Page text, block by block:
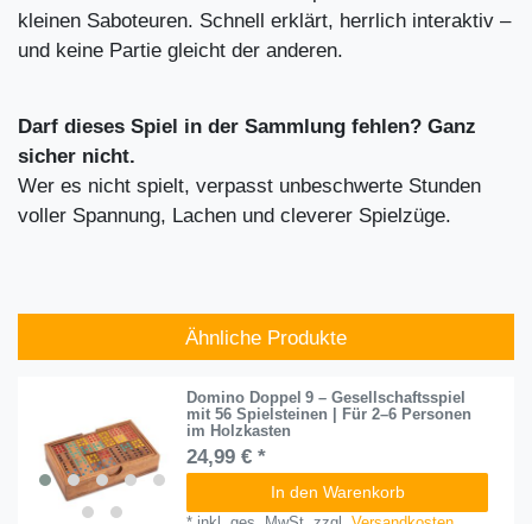
kleinen Saboteuren. Schnell erklärt, herrlich interaktiv –
und keine Partie gleicht der anderen.
Darf dieses Spiel in der Sammlung fehlen? Ganz
sicher nicht.
Wer es nicht spielt, verpasst unbeschwerte Stunden
voller Spannung, Lachen und cleverer Spielzüge.
Ähnliche Produkte
Domino Doppel 9 – Gesellschaftsspiel
mit 56 Spielsteinen | Für 2–6 Personen
im Holzkasten
24,99 € *
In den Warenkorb